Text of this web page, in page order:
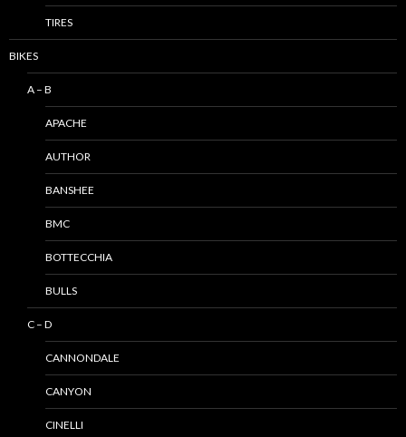
TIRES
BIKES
A – B
APACHE
AUTHOR
BANSHEE
BMC
BOTTECCHIA
BULLS
C – D
CANNONDALE
CANYON
CINELLI